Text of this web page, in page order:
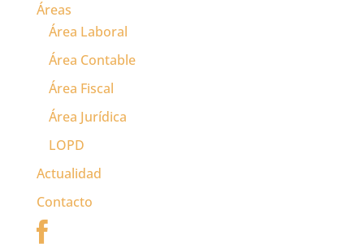
Áreas
Área Laboral
Área Contable
Área Fiscal
Área Jurídica
LOPD
Actualidad
Contacto